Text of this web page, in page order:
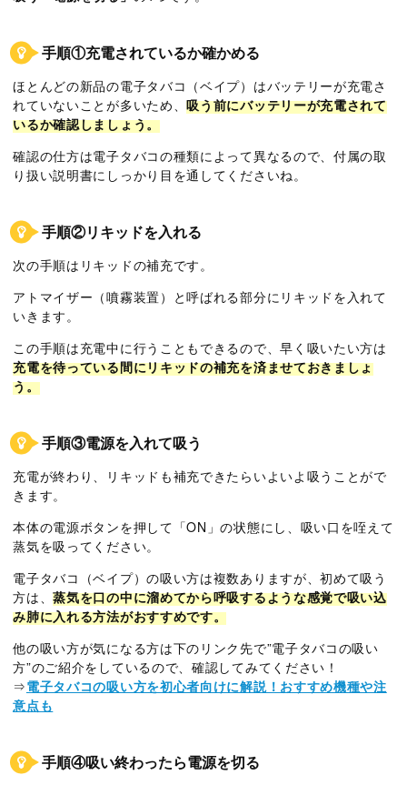
手順①充電されているか確かめる
ほとんどの新品の電子タバコ（ベイプ）はバッテリーが充電さ
れていないことが多いため、吸う前にバッテリーが充電されて
いるか確認しましょう。
確認の仕方は電子タバコの種類によって異なるので、付属の取
り扱い説明書にしっかり目を通してくださいね。
手順②リキッドを入れる
次の手順はリキッドの補充です。
アトマイザー（噴霧装置）と呼ばれる部分にリキッドを入れて
いきます。
この手順は充電中に行うこともできるので、早く吸いたい方は
充電を待っている間にリキッドの補充を済ませておきましょ
う。
手順③電源を入れて吸う
充電が終わり、リキッドも補充できたらいよいよ吸うことがで
きます。
本体の電源ボタンを押して「ON」の状態にし、吸い口を咥えて
蒸気を吸ってください。
電子タバコ（ベイプ）の吸い方は複数ありますが、初めて吸う
方は、蒸気を口の中に溜めてから呼吸するような感覚で吸い込
み肺に入れる方法がおすすめです。
他の吸い方が気になる方は下のリンク先で”電子タバコの吸い
方”のご紹介をしているので、確認してみてください！
⇒電子タバコの吸い方を初心者向けに解説！おすすめ機種や注
意点も
手順④吸い終わったら電源を切る